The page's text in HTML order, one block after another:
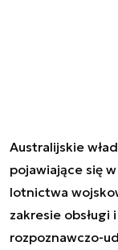
Australijskie
pojawiające się
lotnictwa
zakresie obsługi
rozpoznawczo-